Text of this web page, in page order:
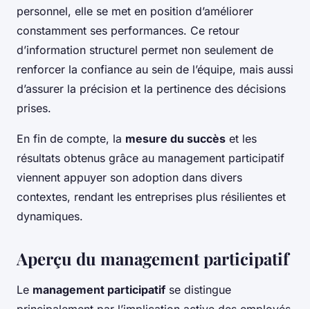
personnel, elle se met en position d’améliorer
constamment ses performances. Ce retour
d’information structurel permet non seulement de
renforcer la confiance au sein de l’équipe, mais aussi
d’assurer la précision et la pertinence des décisions
prises.
En fin de compte, la mesure du succès et les
résultats obtenus grâce au management participatif
viennent appuyer son adoption dans divers
contextes, rendant les entreprises plus résilientes et
dynamiques.
Aperçu du management participatif
Le management participatif se distingue